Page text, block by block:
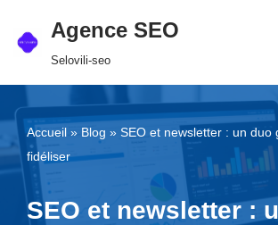
Aller
Agence SEO
Selovili-seo
Accueil » Blog » SEO et newsletter : un duo
fidéliser
SEO et newsletter :